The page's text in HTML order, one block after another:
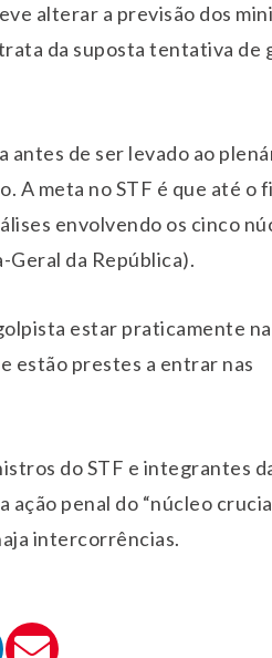
alterar a previsão dos
da suposta tentativa de
antes de ser levado ao
A meta no STF é que até o
envolvendo os cinco
Geral da República).
estar praticamente
estão prestes a entrar nas
do STF e integrantes
penal do “núcleo
intercorrências.